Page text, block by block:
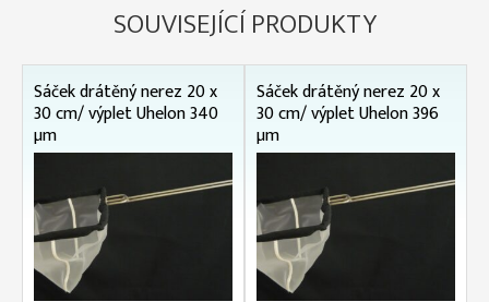
SOUVISEJÍCÍ PRODUKTY
Sáček drátěný nerez 20 x
30 cm/ výplet Uhelon 340
µm
Sáček drátěný nerez 20 x
30 cm/ výplet Uhelon 396
µm